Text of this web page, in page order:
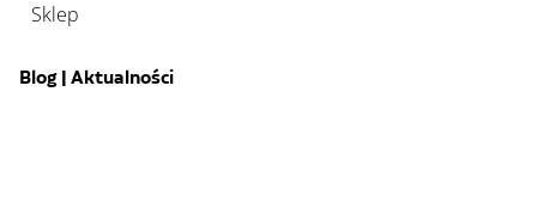
Sklep
Blog | Aktualności